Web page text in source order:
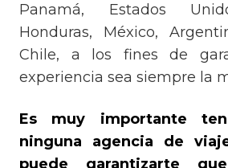
Panamá, Estados
Honduras, México,
Chile, a los fines de
experiencia sea siempre la
Es muy importante
ninguna agencia de
puede garantizarte